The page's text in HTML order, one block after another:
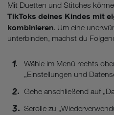
Mit Duetten und Stitches
TikToks deines Kindes mit
kombinieren. Um eine
unterbinden, machst du
Wähle im Menü rechts
„Einstellungen und
Gehe anschließend auf
Scrolle zu